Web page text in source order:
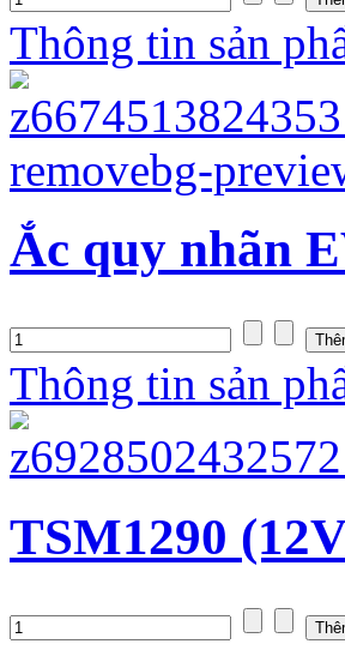
Thông tin sản
Ắc quy nhãn
Thông tin sản
TSM1290